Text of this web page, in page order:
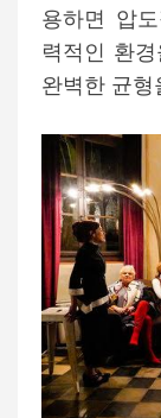
용하면 압
력적인 환
완벽한 균형